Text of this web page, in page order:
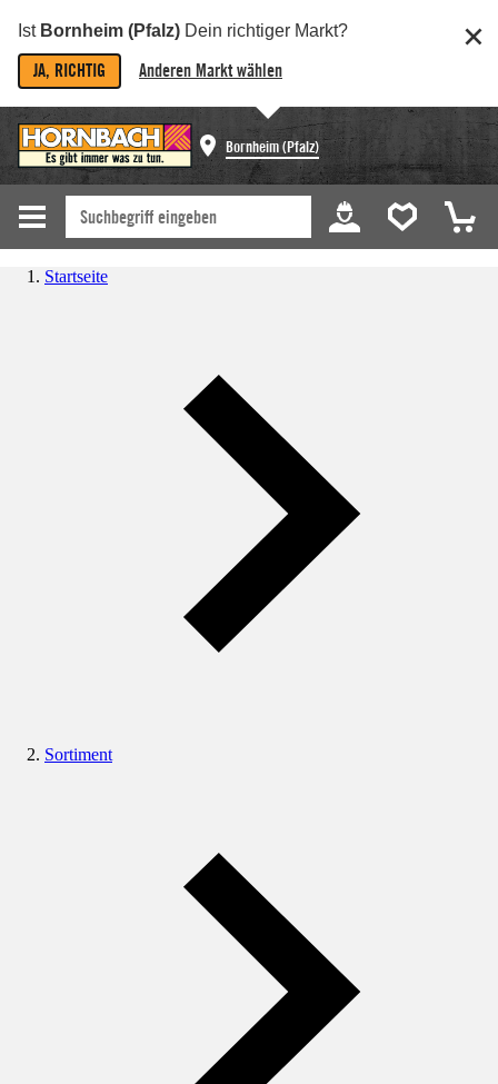
Ist Bornheim (Pfalz) Dein richtiger Markt?
JA, RICHTIG Anderen Markt wählen
Bornheim (Pfalz)
Startseite
Sortiment